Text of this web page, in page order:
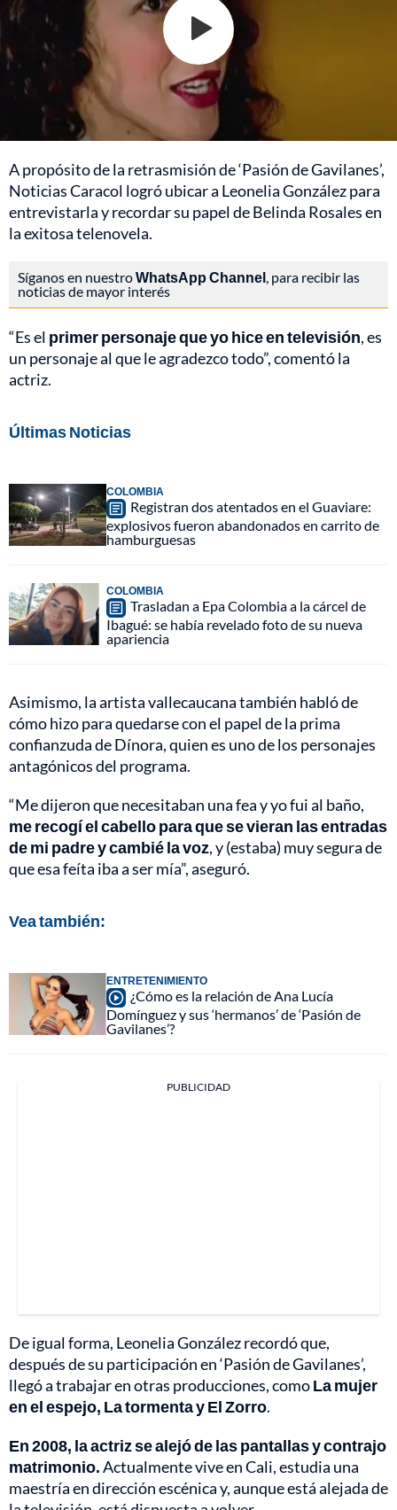
A propósito de la retrasmisión de ‘Pasión de Gavilanes’,
Noticias Caracol logró ubicar a Leonelia González para
entrevistarla y recordar su papel de Belinda Rosales en
la exitosa telenovela.
Síganos en nuestroWhatsApp Channel , para recibir las
noticias de mayor interés
“Es el primer personaje que yo hice en televisión, es
un personaje al que le agradezco todo”, comentó la
actriz.
Últimas Noticias
COLOMBIA
Registran dos atentados en el Guaviare:
explosivos fueron abandonados en carrito de
hamburguesas
COLOMBIA
Trasladan a Epa Colombia a la cárcel de
Ibagué: se había revelado foto de su nueva
apariencia
Asimismo, la artista vallecaucana también habló de
cómo hizo para quedarse con el papel de la prima
confianzuda de Dínora, quien es uno de los personajes
antagónicos del programa.
“Me dijeron que necesitaban una fea y yo fui al baño,
me recogí el cabello para que se vieran las entradas
de mi padre y cambié la voz, y (estaba) muy segura de
que esa feíta iba a ser mía”, aseguró.
Vea también:
ENTRETENIMIENTO
¿Cómo es la relación de Ana Lucía
Domínguez y sus ‘hermanos’ de ‘Pasión de
Gavilanes’?
PUBLICIDAD
De igual forma, Leonelia González recordó que,
después de su participación en ‘Pasión de Gavilanes’,
llegó a trabajar en otras producciones, comoLa mujer
en el espejo, La tormenta y El Zorro.
En 2008, la actriz se alejó de las pantallas y contrajo
matrimonio.Actualmente vive en Cali, estudia una
maestría en dirección escénica y, aunque está alejada de